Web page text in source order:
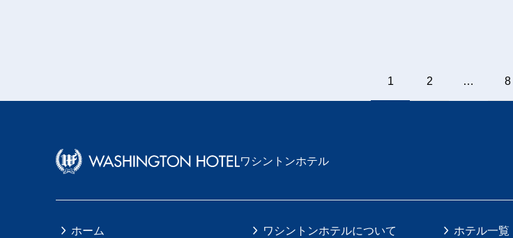
1 2 … 8
ワシントンホテル
ホーム ワシントンホテルについて ホテル一覧